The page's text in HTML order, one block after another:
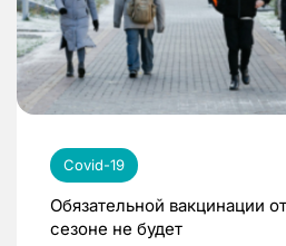
Covid-19
Обязательной вакцинации
сезоне не будет